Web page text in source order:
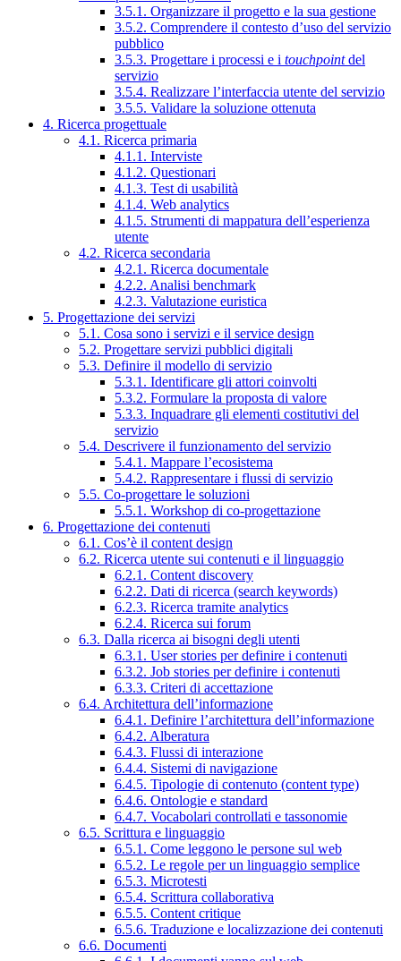
3.5.1. Organizzare il progetto e la sua gestione
3.5.2. Comprendere il contesto d’uso del servizio
pubblico
3.5.3. Progettare i processi e i touchpointdel
servizio
3.5.4. Realizzare l’interfaccia utente del servizio
3.5.5. Validare la soluzione ottenuta
4. Ricerca progettuale
4.1. Ricerca primaria
4.1.1. Interviste
4.1.2. Questionari
4.1.3. Test di usabilità
4.1.4. Web analytics
4.1.5. Strumenti di mappatura dell’esperienza
utente
4.2. Ricerca secondaria
4.2.1. Ricerca documentale
4.2.2. Analisi benchmark
4.2.3. Valutazione euristica
5. Progettazione dei servizi
5.1. Cosa sono i servizi e il service design
5.2. Progettare servizi pubblici digitali
5.3. Definire il modello di servizio
5.3.1. Identificare gli attori coinvolti
5.3.2. Formulare la proposta di valore
5.3.3. Inquadrare gli elementi costitutivi del
servizio
5.4. Descrivere il funzionamento del servizio
5.4.1. Mappare l’ecosistema
5.4.2. Rappresentare i flussi di servizio
5.5. Co-progettare le soluzioni
5.5.1. Workshop di co-progettazione
6. Progettazione dei contenuti
6.1. Cos’è il content design
6.2. Ricerca utente sui contenuti e il linguaggio
6.2.1. Content discovery
6.2.2. Dati di ricerca (search keywords)
6.2.3. Ricerca tramite analytics
6.2.4. Ricerca sui forum
6.3. Dalla ricerca ai bisogni degli utenti
6.3.1. User stories per definire i contenuti
6.3.2. Job stories per definire i contenuti
6.3.3. Criteri di accettazione
6.4. Architettura dell’informazione
6.4.1. Definire l’architettura dell’informazione
6.4.2. Alberatura
6.4.3. Flussi di interazione
6.4.4. Sistemi di navigazione
6.4.5. Tipologie di contenuto (content type)
6.4.6. Ontologie e standard
6.4.7. Vocabolari controllati e tassonomie
6.5. Scrittura e linguaggio
6.5.1. Come leggono le persone sul web
6.5.2. Le regole per un linguaggio semplice
6.5.3. Microtesti
6.5.4. Scrittura collaborativa
6.5.5. Content critique
6.5.6. Traduzione e localizzazione dei contenuti
6.6. Documenti